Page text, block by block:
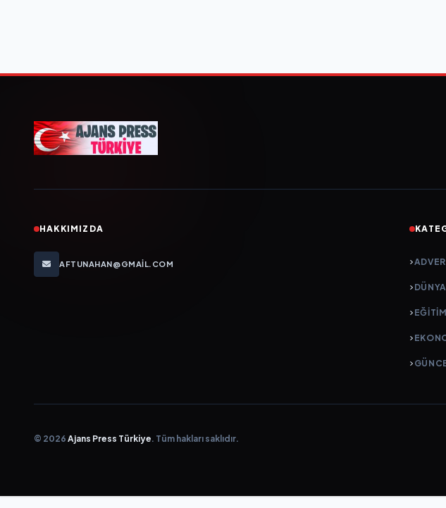
HAKKIMIZDA
AFTUNAHAN@GMAIL.COM ADVER
DÜNYA
EĞİTİM
© 2026 Ajans Press Türkiye. Tüm hakları saklıdır.